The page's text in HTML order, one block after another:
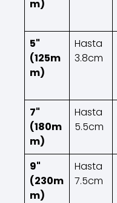
m)
5"
(125m
m)
Hasta
3.8cm
7"
(180m
m)
Hasta
5.5cm
9"
(230m
m)
Hasta
7.5cm